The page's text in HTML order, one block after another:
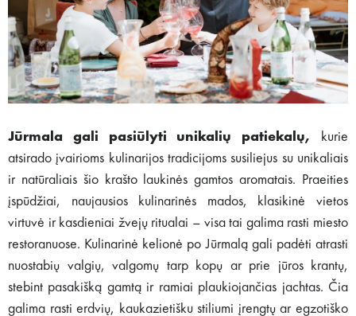
Jūrmala gali pasiūlyti unikalių patiekalų,
kurie
atsirado įvairioms kulinarijos tradicijoms susiliejus su unikaliais
ir natūraliais šio krašto laukinės gamtos aromatais. Praeities
įspūdžiai, naujausios kulinarinės mados, klasikinė vietos
virtuvė ir kasdieniai žvejų ritualai – visa tai galima rasti miesto
restoranuose. Kulinarinė kelionė po Jūrmalą gali padėti atrasti
nuostabių valgių, valgomų tarp kopų ar prie jūros krantų,
stebint pasakišką gamtą ir ramiai plaukiojančias jachtas. Čia
galima rasti erdvių, kaukazietišku stiliumi įrengtų ar egzotiško